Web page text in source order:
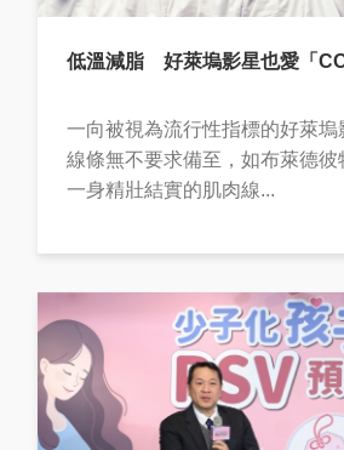
低溫減脂 好萊塢影星也愛「
一向被視為流行性指標的好萊塢
線條無不要求備至，如布萊德
一身精壯結實的肌肉線...